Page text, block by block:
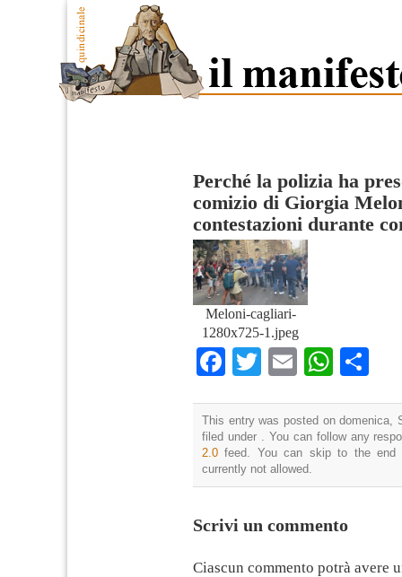
Perché la polizia ha
comizio di Giorgia
contestazioni durante
Meloni-cagliari-
1280x725-1.jpeg
Facebook
Twitter
Email
This entry was posted on domenica,
filed under . You can follow any
2.0 feed. You can skip to the end
currently not allowed.
Scrivi un commento
Ciascun commento potrà avere